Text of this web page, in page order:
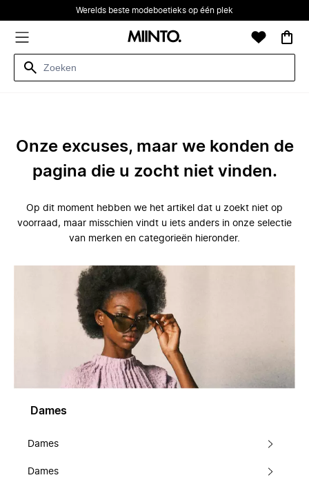
Werelds beste modeboetieks op één plek
Onze excuses, maar we konden de
pagina die u zocht niet vinden.
Op dit moment hebben we het artikel dat u zoekt niet op
voorraad, maar misschien vindt u iets anders in onze selectie
van merken en categorieën hieronder.
Dames
Dames
Dames